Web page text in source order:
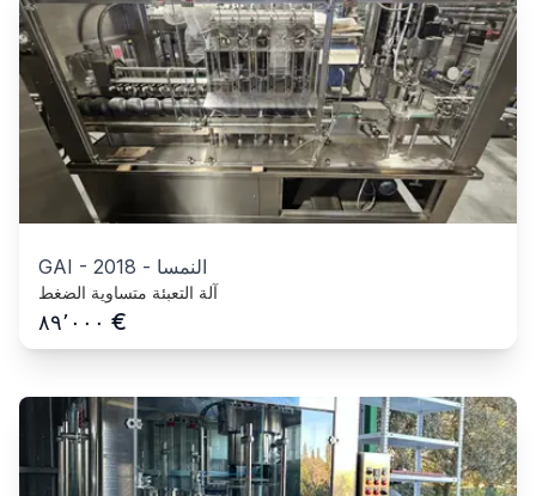
GAI - 2018 - النمسا
آلة التعبئة متساوية الضغط
٨٩٬٠٠٠ €